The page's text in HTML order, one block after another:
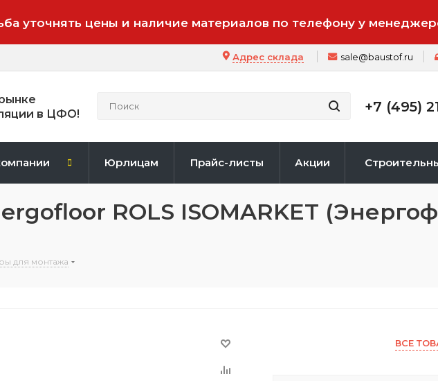
уточнять цены и наличие материалов по телефону у
sale@baustof.ru
Адрес склада
в ЦФО!
+7 (495)
Юрлицам Прайс-листы Акции
ROLS ISOMARKET
для монтажа
ВСЕ